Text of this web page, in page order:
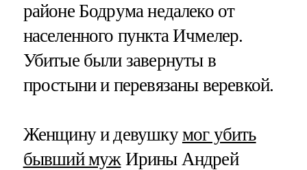
районе Бодрума недалеко от
населенного пункта Ичмелер.
Убитые были завернуты в
простыни и перевязаны веревкой.
Женщину и девушкумог убить
бывший муж Ирины Андрей